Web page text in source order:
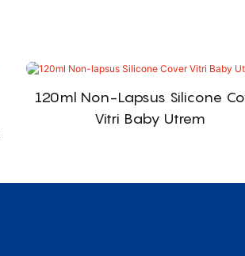
120ml Non-Lapsus Silicone
Vitri Baby Utrem